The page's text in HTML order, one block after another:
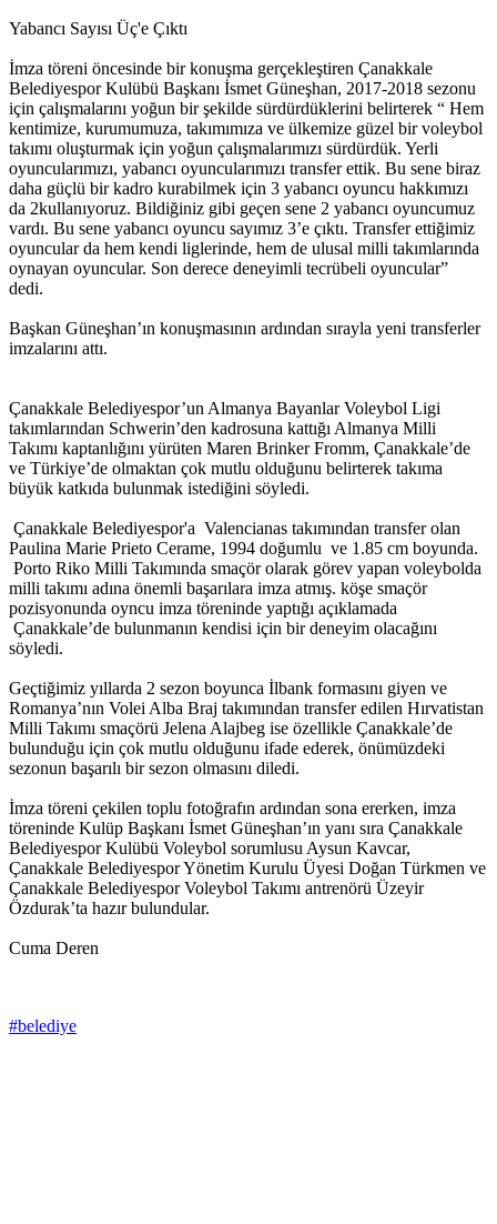
Yabancı Sayısı Üç'e Çıktı
İmza töreni öncesinde bir konuşma gerçekleştiren Çanakkale
Belediyespor Kulübü Başkanı İsmet Güneşhan, 2017-2018 sezonu
için çalışmalarını yoğun bir şekilde sürdürdüklerini belirterek “ Hem
kentimize, kurumumuza, takımımıza ve ülkemize güzel bir voleybol
takımı oluşturmak için yoğun çalışmalarımızı sürdürdük. Yerli
oyuncularımızı, yabancı oyuncularımızı transfer ettik. Bu sene biraz
daha güçlü bir kadro kurabilmek için 3 yabancı oyuncu hakkımızı
da 2kullanıyoruz. Bildiğiniz gibi geçen sene 2 yabancı oyuncumuz
vardı. Bu sene yabancı oyuncu sayımız 3’e çıktı. Transfer ettiğimiz
oyuncular da hem kendi liglerinde, hem de ulusal milli takımlarında
oynayan oyuncular. Son derece deneyimli tecrübeli oyuncular”
dedi.
Başkan Güneşhan’ın konuşmasının ardından sırayla yeni transferler
imzalarını attı.
Çanakkale Belediyespor’un Almanya Bayanlar Voleybol Ligi
takımlarından Schwerin’den kadrosuna kattığı Almanya Milli
Takımı kaptanlığını yürüten Maren Brinker Fromm, Çanakkale’de
ve Türkiye’de olmaktan çok mutlu olduğunu belirterek takıma
büyük katkıda bulunmak istediğini söyledi.
Çanakkale Belediyespor'a Valencianas takımından transfer olan
Paulina Marie Prieto Cerame, 1994 doğumlu ve 1.85 cm boyunda.
Porto Riko Milli Takımında smaçör olarak görev yapan voleybolda
milli takımı adına önemli başarılara imza atmış. köşe smaçör
pozisyonunda oyncu imza töreninde yaptığı açıklamada
Çanakkale’de bulunmanın kendisi için bir deneyim olacağını
söyledi.
Geçtiğimiz yıllarda 2 sezon boyunca İlbank formasını giyen ve
Romanya’nın Volei Alba Braj takımından transfer edilen Hırvatistan
Milli Takımı smaçörü Jelena Alajbeg ise özellikle Çanakkale’de
bulunduğu için çok mutlu olduğunu ifade ederek, önümüzdeki
sezonun başarılı bir sezon olmasını diledi.
İmza töreni çekilen toplu fotoğrafın ardından sona ererken, imza
töreninde Kulüp Başkanı İsmet Güneşhan’ın yanı sıra Çanakkale
Belediyespor Kulübü Voleybol sorumlusu Aysun Kavcar,
Çanakkale Belediyespor Yönetim Kurulu Üyesi Doğan Türkmen ve
Çanakkale Belediyespor Voleybol Takımı antrenörü Üzeyir
Özdurak’ta hazır bulundular.
Cuma Deren
#belediye